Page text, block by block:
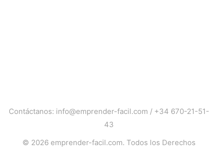
Contáctanos: info@emprender-facil.com / +34 670-21-51-
43
© 2026 emprender-facil.com. Todos los Derechos